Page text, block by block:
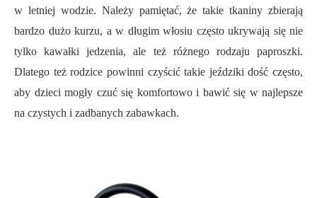
w letniej wodzie. Należy pamiętać, że takie tkaniny zbierają
bardzo dużo kurzu, a w długim włosiu często ukrywają się nie
tylko kawałki jedzenia, ale też różnego rodzaju paproszki.
Dlatego też rodzice powinni czyścić takie jeździki dość często,
aby dzieci mogły czuć się komfortowo i bawić się w najlepsze
na czystych i zadbanych zabawkach.